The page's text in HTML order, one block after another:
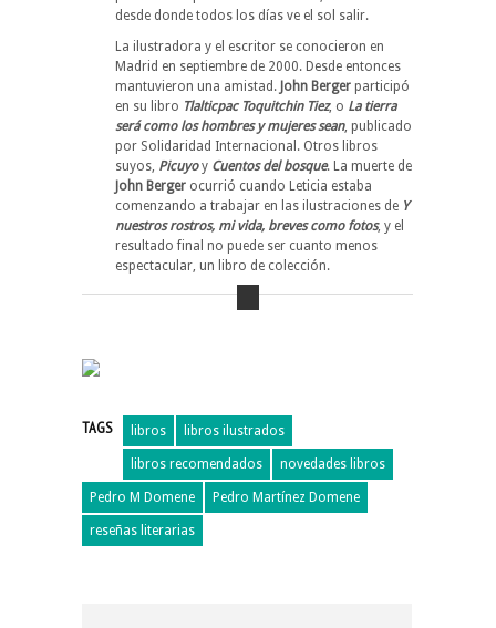
desde donde todos los días ve el sol salir.
La ilustradora y el escritor se conocieron en
Madrid en septiembre de 2000. Desde entonces
mantuvieron una amistad. John Berger participó
en su libro Tlalticpac Toquitchin Tiez, o La tierra
será como los hombres y mujeres sean, publicado
por Solidaridad Internacional. Otros libros
suyos, Picuyoy Cuentos del bosque. La muerte de
John Berger ocurrió cuando Leticia estaba
comenzando a trabajar en las ilustraciones de Y
nuestros rostros, mi vida, breves como fotos, y el
resultado final no puede ser cuanto menos
espectacular, un libro de colección.
TAGS libros libros ilustrados
libros recomendados novedades libros
Pedro M Domene Pedro Martínez Domene
reseñas literarias